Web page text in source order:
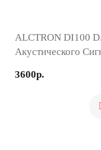
ALCTRON DI100
Акустического
3600р.